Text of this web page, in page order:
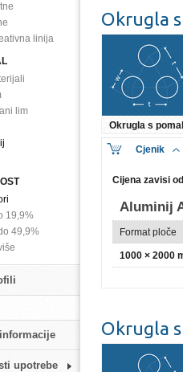
Okrugla
Okrugla s
Cjenik
Cijena zavisi
Aluminij
Format ploče
1000 × 2000
Okrugla
linija
lim
19,9%
49,9%
upotrebe